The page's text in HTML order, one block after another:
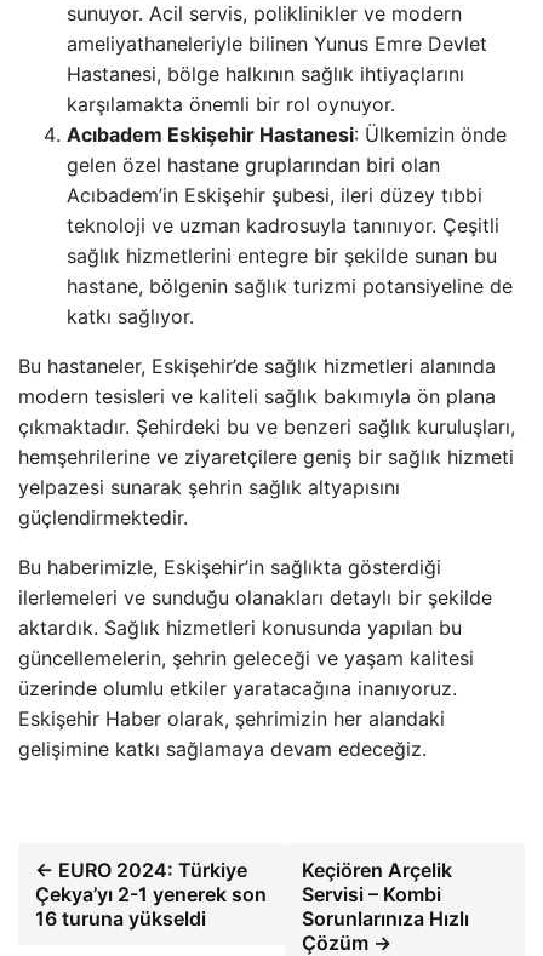
sunuyor. Acil servis, poliklinikler ve modern
ameliyathaneleriyle bilinen Yunus Emre Devlet
Hastanesi, bölge halkının sağlık ihtiyaçlarını
karşılamakta önemli bir rol oynuyor.
Acıbadem Eskişehir Hastanesi: Ülkemizin önde
gelen özel hastane gruplarından biri olan
Acıbadem’in Eskişehir şubesi, ileri düzey tıbbi
teknoloji ve uzman kadrosuyla tanınıyor. Çeşitli
sağlık hizmetlerini entegre bir şekilde sunan bu
hastane, bölgenin sağlık turizmi potansiyeline de
katkı sağlıyor.
Bu hastaneler, Eskişehir’de sağlık hizmetleri alanında
modern tesisleri ve kaliteli sağlık bakımıyla ön plana
çıkmaktadır. Şehirdeki bu ve benzeri sağlık kuruluşları,
hemşehrilerine ve ziyaretçilere geniş bir sağlık hizmeti
yelpazesi sunarak şehrin sağlık altyapısını
güçlendirmektedir.
Bu haberimizle, Eskişehir’in sağlıkta gösterdiği
ilerlemeleri ve sunduğu olanakları detaylı bir şekilde
aktardık. Sağlık hizmetleri konusunda yapılan bu
güncellemelerin, şehrin geleceği ve yaşam kalitesi
üzerinde olumlu etkiler yaratacağına inanıyoruz.
Eskişehir Haber olarak, şehrimizin her alandaki
gelişimine katkı sağlamaya devam edeceğiz.
← EURO 2024: Türkiye
Çekya’yı 2-1 yenerek son
16 turuna yükseldi
Keçiören Arçelik
Servisi – Kombi
Sorunlarınıza Hızlı
Çözüm →